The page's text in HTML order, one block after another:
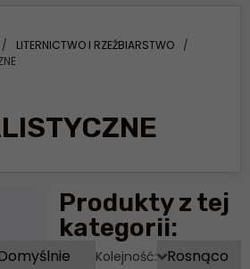
/ LITERNICTWO I RZEŹBIARSTWO
/
Produkty z tej
kategorii:
Kolejność: